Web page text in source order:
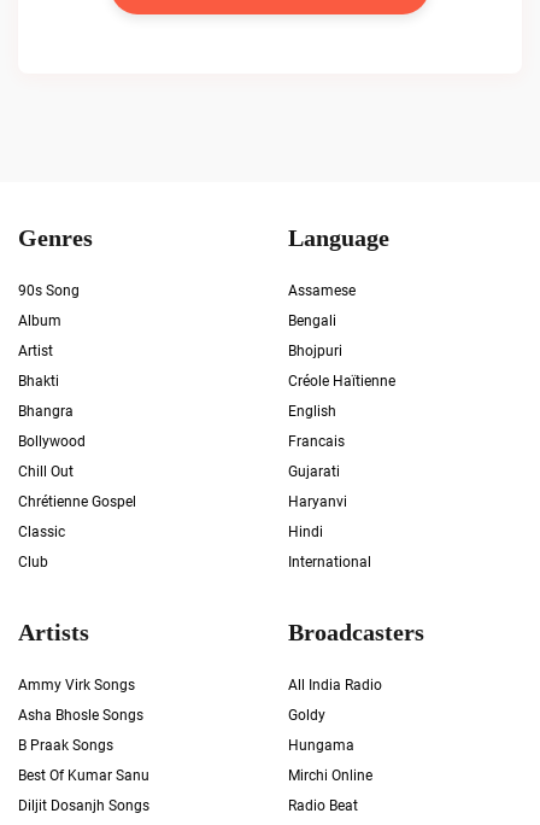
Genres
90s Song
Album
Artist
Bhakti
Bhangra
Bollywood
Chill Out
Chrétienne Gospel
Classic
Club
Language
Assamese
Bengali
Bhojpuri
Créole Haïtienne
English
Francais
Gujarati
Haryanvi
Hindi
International
Artists
Ammy Virk Songs
Asha Bhosle Songs
B Praak Songs
Best Of Kumar Sanu
Diljit Dosanjh Songs
Broadcasters
All India Radio
Goldy
Hungama
Mirchi Online
Radio Beat